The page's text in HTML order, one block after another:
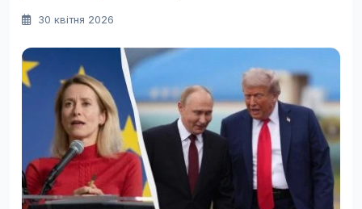
30 квітня 2026